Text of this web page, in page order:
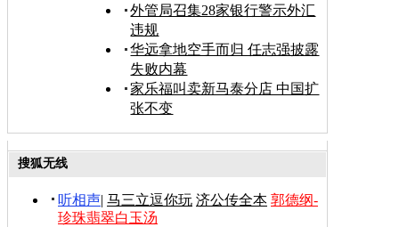
外管局召集28家银行警示外汇
违规
华远拿地空手而归 任志强披露
失败内幕
家乐福叫卖新马泰分店 中国扩
张不变
搜狐无线
听相声| 马三立逗你玩 济公传全本 郭德纲-
珍珠翡翠白玉汤